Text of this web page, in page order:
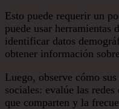
Esto puede requerir un
puede usar herramientas
identificar datos
obtener información
Luego, observe cómo
sociales: evalúe las
que comparten y la